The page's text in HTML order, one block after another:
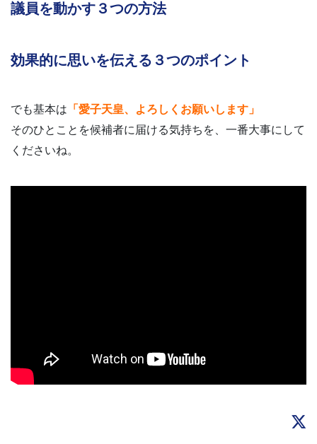
議員を動かす３つの方法
効果的に思いを伝える３つのポイント
でも基本は 「愛子天皇、よろしくお願いします」
そのひとことを候補者に届ける気持ちを、一番大事にして
くださいね。